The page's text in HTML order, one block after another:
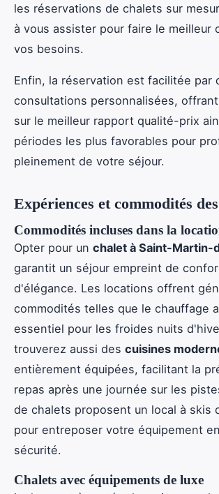
les réservations de chalets sur
à vous assister pour faire le meilleur
vos besoins.
Enfin, la réservation est facilitée par
consultations personnalisées,
sur le meilleur rapport qualité-prix
périodes les plus favorables pour
pleinement de votre séjour.
Expériences et commodités
Commodités incluses dans la
Opter pour un chalet à Saint-Martin-
garantit un séjour empreint de
d'élégance. Les locations offrent
commodités telles que le chauffage
essentiel pour les froides nuits
trouverez aussi des cuisines
entièrement équipées, facilitant la
repas après une journée sur les
de chalets proposent un local à skis
pour entreposer votre équipement
sécurité.
Chalets avec équipements de luxe